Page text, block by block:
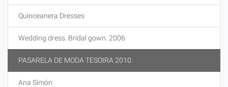
Quinceanera Dresses
Wedding dress. Bridal gown. 2006
PASARELA DE MODA TESOIRA 2010
Ana Simón